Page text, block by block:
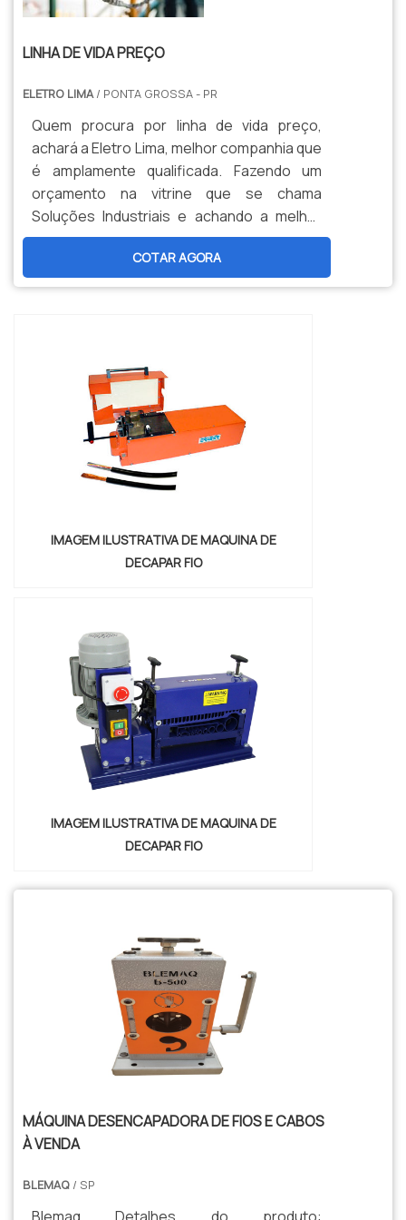
LINHA DE VIDA PREÇO
ELETRO LIMA/ PONTA GROSSA - PR
Quem procura por linha de vida preço,
achará a Eletro Lima, melhor companhia que
é amplamente qualificada. Fazendo um
orçamento na vitrine que se chama
Soluções Industriais e achando a melhor
informação em particularidade do
mercado.Quando a dúvida é linha de vida,
com a Eletro Lima poderá achar
altura.INFORMAÇÕES RELEVANTES SOBRE
LINHA DE ...
COTAR AGORA
IMAGEM ILUSTRATIVA DE MAQUINA DE
DECAPAR FIO
IMAGEM ILUSTRATIVA DE MAQUINA DE
DECAPAR FIO
MÁQUINA DESENCAPADORA DE FIOS E CABOS
À VENDA
BLEMAQ / SP